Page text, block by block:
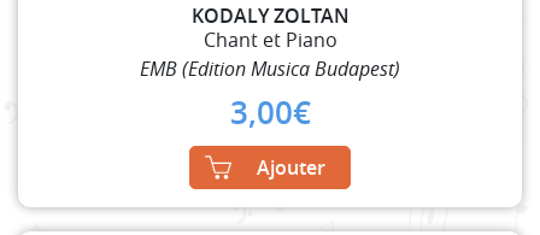
KODALY ZOLTAN
Chant et Piano
EMB (Edition Musica Budapest)
3,00€
Ajouter